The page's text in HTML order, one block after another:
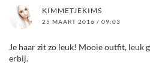
KIMMETJEKIMS
25 MAART 2016 / 09:03
Je haar zit zo leuk! Mooie outfit, leuk
erbij.